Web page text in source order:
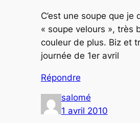
C’est une soupe que je
« soupe velours », très
couleur de plus. Biz et
journée de 1er avril
Répondre
salomé
1 avril 2010